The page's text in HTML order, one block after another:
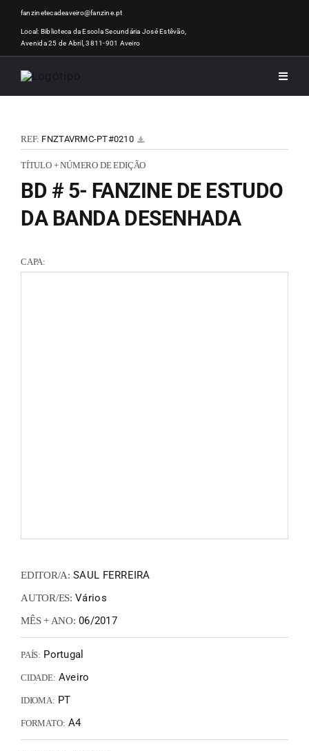
Skip
content
fanzinetecadeaveiro@fanzine.pt
Local: Biblioteca da Escola Secundária José Estêvão,
Avenida 25 de Abril, 3811-901 Aveiro
Toggle
REF: FNZTAVRMC-PT#0210
TÍTULO + NÚMERO DE EDIÇÃO
BD # 5- FANZINE DE ESTUDO
DA BANDA DESENHADA
CAPA:
EDITOR/A: SAUL FERREIRA
AUTOR/ES: Vários
MÊS + ANO: 06/2017
PAÍS: Portugal
CIDADE: Aveiro
IDIOMA: PT
FORMATO: A4